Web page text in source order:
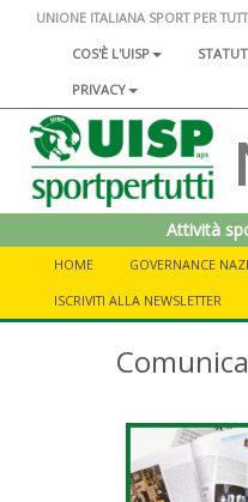
UNIONE ITALIANA SPORT PER
COS'È L'UISP
PRIVACY
Attività
HOME GOVERNANCE
ISCRIVITI ALLA NEWSLETTER